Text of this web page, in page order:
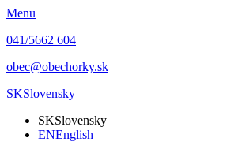
Menu
041/5662 604
obec@obechorky.sk
SKSlovensky
SKSlovensky
ENEnglish